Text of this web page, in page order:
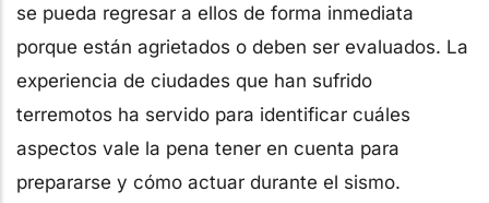
se pueda regresar a ellos de forma inmediata
porque están agrietados o deben ser evaluados. La
experiencia de ciudades que han sufrido
terremotos ha servido para identificar cuáles
aspectos vale la pena tener en cuenta para
prepararse y cómo actuar durante el sismo.